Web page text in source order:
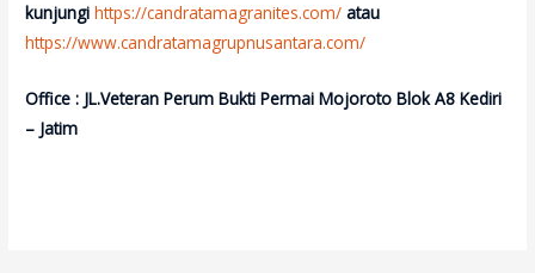
kunjungihttps://candratamagranites.com/ atau
https://www.candratamagrupnusantara.com/
Office : JL.Veteran Perum Bukti Permai Mojoroto Blok A8 Kediri
– Jatim